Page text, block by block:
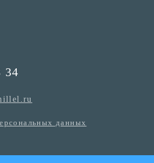
34
данных